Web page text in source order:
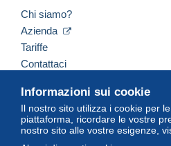
Informazioni sui cookie
Il nostro sito utilizza i cookie per
piattaforma, ricordare le vostre
nostro sito alle vostre esigenze,
Chi siamo?
Azienda
Tariffe
Contattaci
Italiano USD